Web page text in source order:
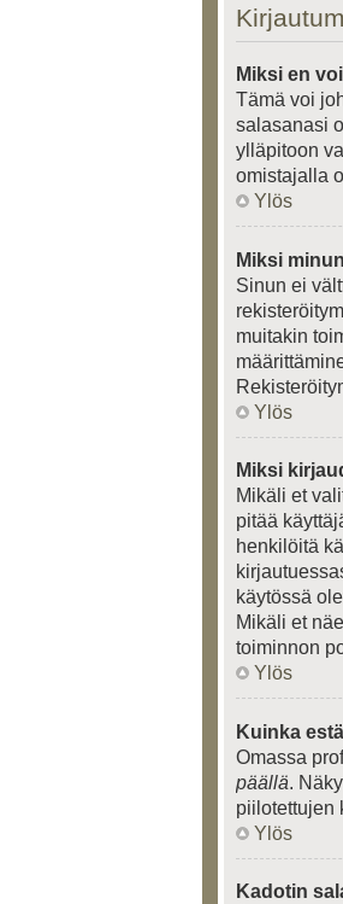
Miksi en
Tämä voi
salasanasi
ylläpitoon
omistajalla
Ylös
Miksi
Sinun ei
muitakin
Ylös
Miksi
Mikäli et
pitää
henkilöitä
käytössä
Mikäli et
toiminnon
Ylös
Kuinka
Omassa
päällä.
piilotettujen
Ylös
Kadotin